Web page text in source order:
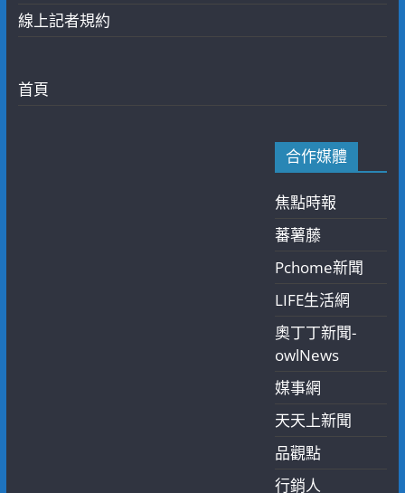
線上記者規約
首頁
合作媒體
焦點時報
蕃薯藤
Pchome新聞
LIFE生活網
奧丁丁新聞-
owlNews
媒事網
天天上新聞
品觀點
行銷人